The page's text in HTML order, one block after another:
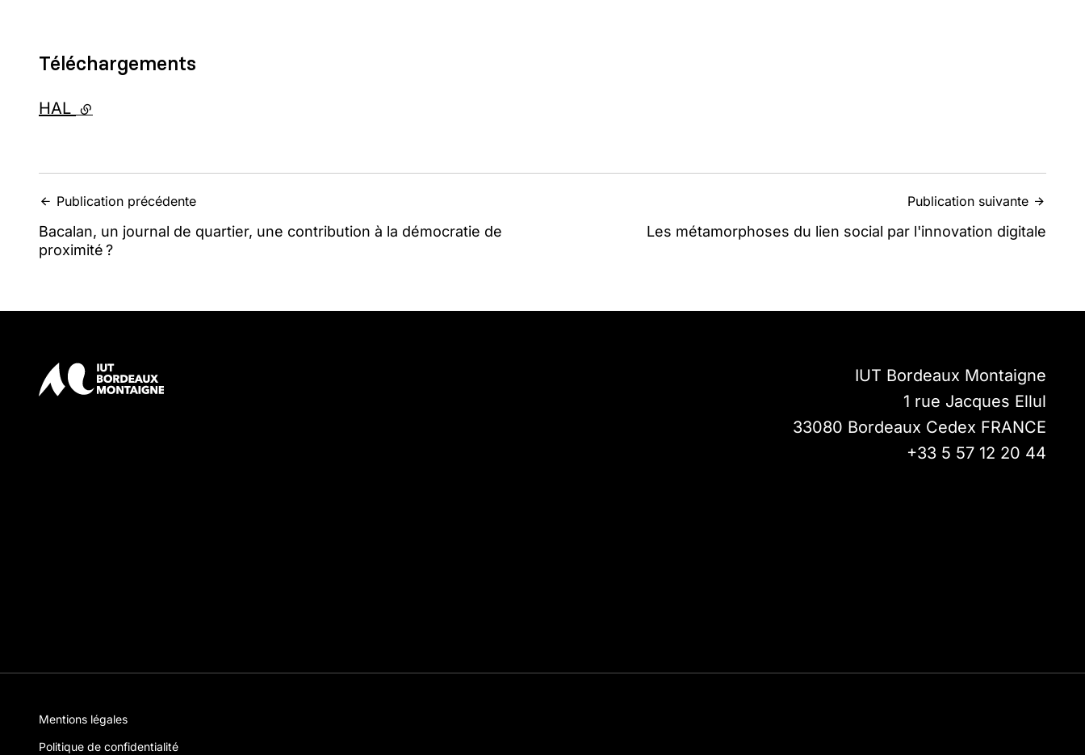
Téléchargements
HAL - lien externe
Publication précédente
Bacalan, un journal de quartier, une contribution à la démocratie de
proximité ?
Publication suivante
Les métamorphoses du lien social par l'innovation digitale
IUT Bordeaux Montaigne
1 rue Jacques Ellul
33080 Bordeaux Cedex FRANCE
+33 5 57 12 20 44
Mentions légales
Politique de confidentialité